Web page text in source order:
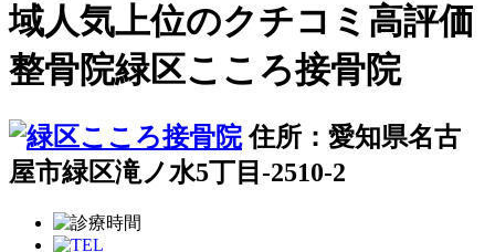
域人気上位のクチコミ高評価
整骨院緑区こころ接骨院
住所：愛知県名古
屋市緑区滝ノ水5丁目-2510-2